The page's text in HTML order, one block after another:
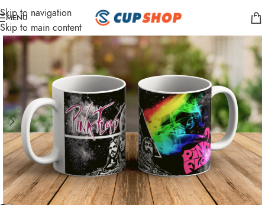
Skip to navigation
Skip to main content
MENU